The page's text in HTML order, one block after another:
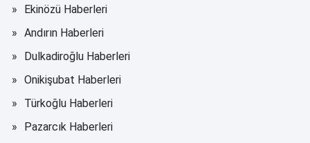
Ekinözü Haberleri
Andırın Haberleri
Dulkadiroğlu Haberleri
Onikişubat Haberleri
Türkoğlu Haberleri
Pazarcık Haberleri